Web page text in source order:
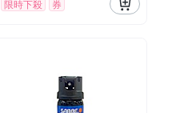
限時下殺 券